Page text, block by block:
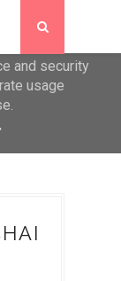
its services
and security
usage